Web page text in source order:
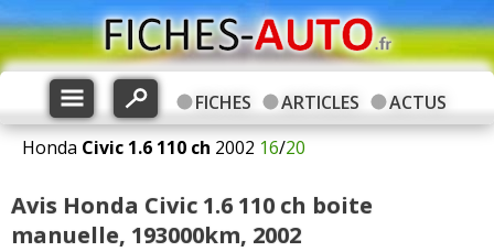
FICHES ARTICLES
ACTUS
Honda Civic 1.6 110 ch 2002 16/20
Avis Honda Civic 1.6 110 ch boite
manuelle, 193000km, 2002